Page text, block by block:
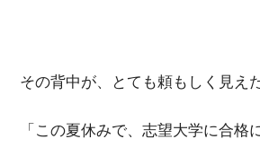
その背中が、とても頼もしく見え
「この夏休みで、志望大学に合格